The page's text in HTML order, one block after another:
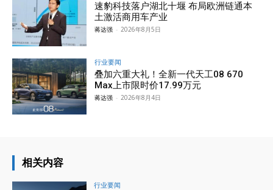
速豹科技落户湖北十堰 布局欧洲链通本
土激活商用车产业
蒋达强 - 2026年8月5日
行业要闻
叠加六重大礼！全新一代天工08 670
Max上市限时价17.99万元
蒋达强 - 2026年8月4日
相关内容
行业要闻